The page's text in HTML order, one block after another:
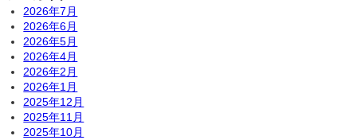
2026年7月
2026年6月
2026年5月
2026年4月
2026年2月
2026年1月
2025年12月
2025年11月
2025年10月